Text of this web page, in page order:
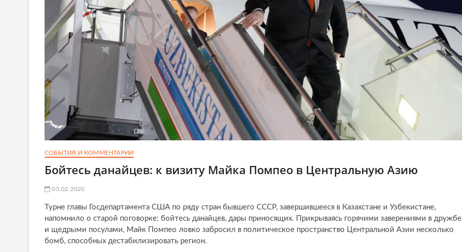
СОБЫТИЯ И КОММЕНТАРИИ
Бойтесь данайцев: к визиту Майка Помпео в Центральную Азию
05.02.2020
Турне главы Госдепартамента США по ряду стран бывшего СССР, завершившееся в Казахстане и Узбекистане,
напомнило о старой поговорке: бойтесь данайцев, дары приносящих. Прикрываясь горячими заверениями в дружбе
и щедрыми посулами, Майк Помпео ловко забросил в политическое пространство Центральной Азии несколько
бомб, способных дестабилизировать регион.